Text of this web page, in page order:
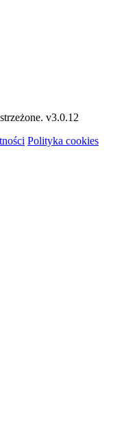
v3.0.12
Polityka cookies